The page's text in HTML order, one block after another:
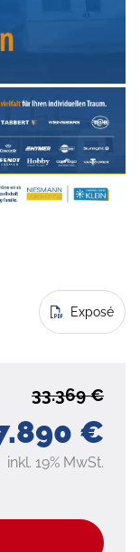
Exposé
€
33.369 €
inkl. 19% MwSt.